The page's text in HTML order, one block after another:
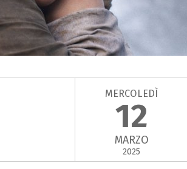
MERCOLEDÌ
12
MARZO
2025